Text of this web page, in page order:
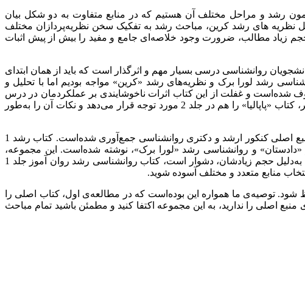
رشد و مراحل مختلف آن هستیم که در منابع متفاوت به دو شکل بیان
نظریه های رشد کرین، مباحث رشد به تفکیک سخن نظریه‌پردازان مختلف
زیاد مطالب، ضرورت وجود خلاصه‌ای جامع و مفید را بیش از پیش اثبات
گرایش روانشناسی صنعتی و سازمانی، ضریب 2 دارد؛ بنابراین برای اکثر دانشجویان روانشناسی درسی بسیار مهم و اثرگذار است که باید از همان ابتدای
رشد لورا برک و نظریه‌های رشد «کرین» مواجه بودیم اما با تحلیل و
بررسی کنکور دو سال اخیر متوجه این نکته می‌شویم که توجه طراحان کنکور تا حد زیادی به کتاب روانشناسی رشد «پاپالیا» معطوف شده‎‌است و غفلت از این کتاب اثرات ناخوشایندی بر عملکردمان در درس
روانشناسی رشد خواهدگذاشت. مجموعه‌ی روانشناسی رشد روان‌آموز علاوه‌بر پوشش منابع پایه‌ای و قدیمی رشد در سال‌های اخیر، کتاب «پاپالیا» را هم در جلد 2 مورد توجه قرار می‌دهد و نکات آن را به‌طور
در این مجموعه، نظریات رشد در جلد اول و چرخه‌ی رشد از کودکی تا پیری در جلد دوم، به شکل کامل و جامع با استفاده از پنج منبع اصلی کنکور ارشد و دکتری روانشناسی جمع‌آوری شده‌است. کتاب رشد 1
روانشناسی رشد کرین، روانشناسی ژنتیک منصور، روانشناسی ژنتیک2 «دکتر منصور» و «دادستان» و روانشناسی رشد «لورا برک»، نوشته شده‌است. این مجموعه،
شامل سوالات طبقه‌بندی‌شده‌ی ارشد و دکتری علوم، بهداشت و آزاد با پاسخ تشریحی است. از آن‌جا که مطالعه‌ی کتاب‌های اصلی به‌دلیل حجم زیادشان، دشوار است، کتاب روانشناسی رشد روان آموز جلد 1
منابع متعدد و مختلف آسوده شوید.
توصیه‌ی ما همواره این بوده‌است که در مطالعه‌ی اول، کتاب اصلی را
اصلی را ندارید، به این مجموعه اکتفا کنید و مطمئن باشید تمام مباحث